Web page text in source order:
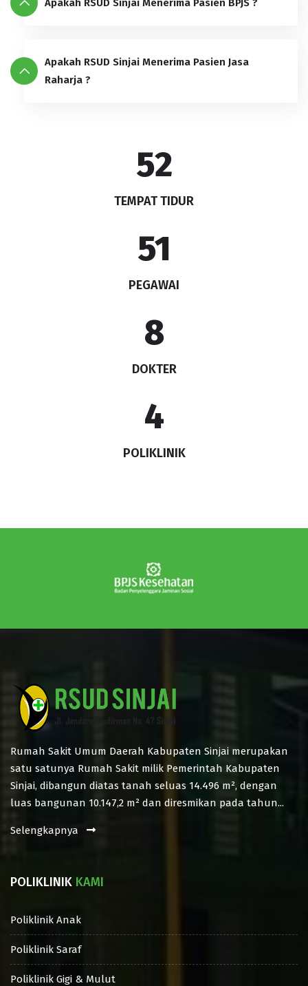
Apakah RSUD Sinjai Menerima Pasien BPJS ?
Apakah RSUD Sinjai Menerima Pasien Jasa
Raharja ?
61
TEMPAT TIDUR
60
PEGAWAI
9
DOKTER
5
POLIKLINIK
Rumah Sakit Umum Daerah Kabupaten Sinjai merupakan
satu satunya Rumah Sakit milik Pemerintah Kabupaten
Sinjai, dibangun diatas tanah seluas 14.496 m², dengan
luas bangunan 10.147,2 m² dan diresmikan pada tahun...
Selengkapnya
POLIKLINIK KAMI
Poliklinik Anak
Poliklinik Saraf
Poliklinik Gigi & Mulut